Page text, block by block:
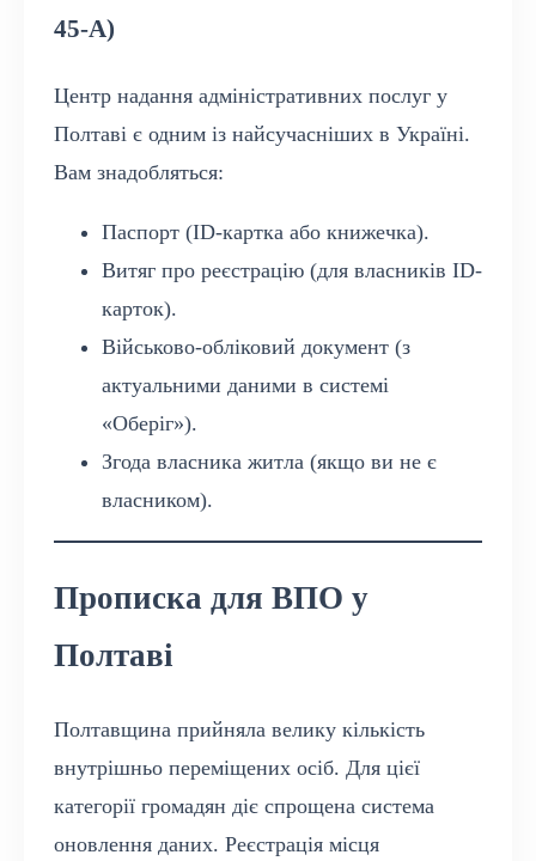
45-А)
Центр надання адміністративних послуг у
Полтаві є одним із найсучасніших в Україні.
Вам знадобляться:
Паспорт (ID-картка або книжечка).
Витяг про реєстрацію (для власників ID-
карток).
Військово-обліковий документ (з
актуальними даними в системі
«Оберіг»).
Згода власника житла (якщо ви не є
власником).
Прописка для ВПО у
Полтаві
Полтавщина прийняла велику кількість
внутрішньо переміщених осіб. Для цієї
категорії громадян діє спрощена система
оновлення даних. Реєстрація місця